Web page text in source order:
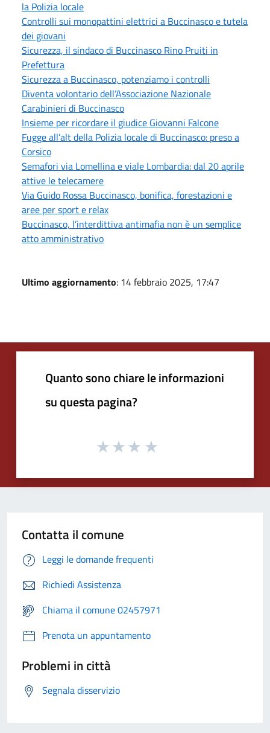
la Polizia locale
Controlli sui monopattini elettrici a Buccinasco e tutela
dei giovani
Sicurezza, il sindaco di Buccinasco Rino Pruiti in
Prefettura
Sicurezza a Buccinasco, potenziamo i controlli
Diventa volontario dell’Associazione Nazionale
Carabinieri di Buccinasco
Insieme per ricordare il giudice Giovanni Falcone
Fugge all’alt della Polizia locale di Buccinasco: preso a
Corsico
Semafori via Lomellina e viale Lombardia: dal 20 aprile
attive le telecamere
Via Guido Rossa Buccinasco, bonifica, forestazioni e
aree per sport e relax
Buccinasco, l’interdittiva antimafia non è un semplice
atto amministrativo
Ultimo aggiornamento: 14 febbraio 2025, 17:47
Quanto sono chiare le informazioni
su questa pagina?
Contatta il comune
Leggi le domande frequenti
Richiedi Assistenza
Chiama il comune 02457971
Prenota un appuntamento
Problemi in città
Segnala disservizio